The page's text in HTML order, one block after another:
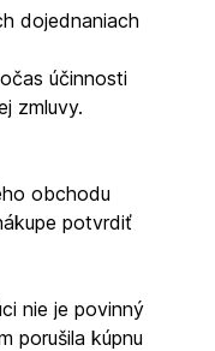
dojednaniach
účinnosti
zmluvy.
obchodu
potvrdiť
nie je povinný
porušila kúpnu